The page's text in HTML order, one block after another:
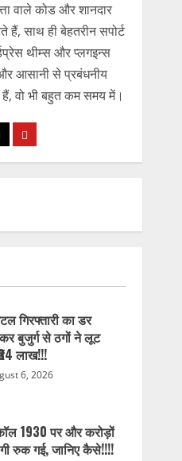
वाले कोड और शानदार
हैं, साथ ही बेहतरीन सपोर्ट
थीम्स और प्लगइन्स
आसानी से प्रबंधनीय
हैं, वो भी बहुत कम समय में।
गिरफ्तारी का डर
बुजुर्ग से ठगों ने लूट
लाख!!!
6, 2026
1930 पर और करोड़ों
रुक गई, जानिए कैसे!!!!